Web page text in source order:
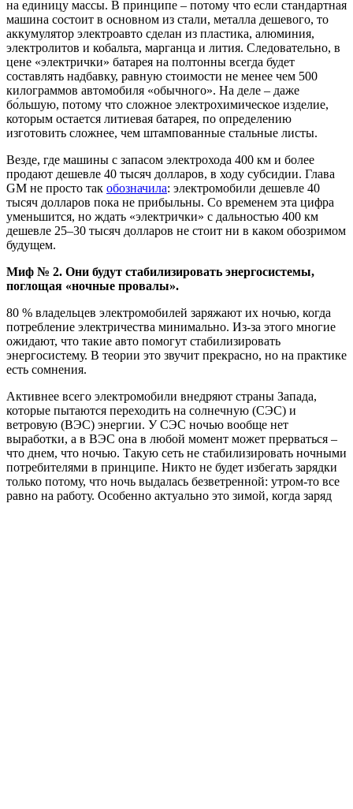
на единицу массы. В принципе – потому что если стандартная
машина состоит в основном из стали, металла дешевого, то
аккумулятор электроавто сделан из пластика, алюминия,
электролитов и кобальта, марганца и лития. Следовательно, в
цене «электрички» батарея на полтонны всегда будет
составлять надбавку, равную стоимости не менее чем 500
килограммов автомобиля «обычного». На деле – даже
бо́льшую, потому что сложное электрохимическое изделие,
которым остается литиевая батарея, по определению
изготовить сложнее, чем штампованные стальные листы.
Везде, где машины с запасом электрохода 400 км и более
продают дешевле 40 тысяч долларов, в ходу субсидии. Глава
GM не просто так обозначила: электромобили дешевле 40
тысяч долларов пока не прибыльны. Со временем эта цифра
уменьшится, но ждать «электрички» с дальностью 400 км
дешевле 25–30 тысяч долларов не стоит ни в каком обозримом
будущем.
Миф № 2. Они будут стабилизировать энергосистемы,
поглощая «ночные провалы».
80 % владельцев электромобилей заряжают их ночью, когда
потребление электричества минимально. Из-за этого многие
ожидают, что такие авто помогут стабилизировать
энергосистему. В теории это звучит прекрасно, но на практике
есть сомнения.
Активнее всего электромобили внедряют страны Запада,
которые пытаются переходить на солнечную (СЭС) и
ветровую (ВЭС) энергии. У СЭС ночью вообще нет
выработки, а в ВЭС она в любой момент может прерваться –
что днем, что ночью. Такую сеть не стабилизировать ночными
потребителями в принципе. Никто не будет избегать зарядки
только потому, что ночь выдалась безветренной: утром-то все
равно на работу. Особенно актуально это зимой, когда заряд